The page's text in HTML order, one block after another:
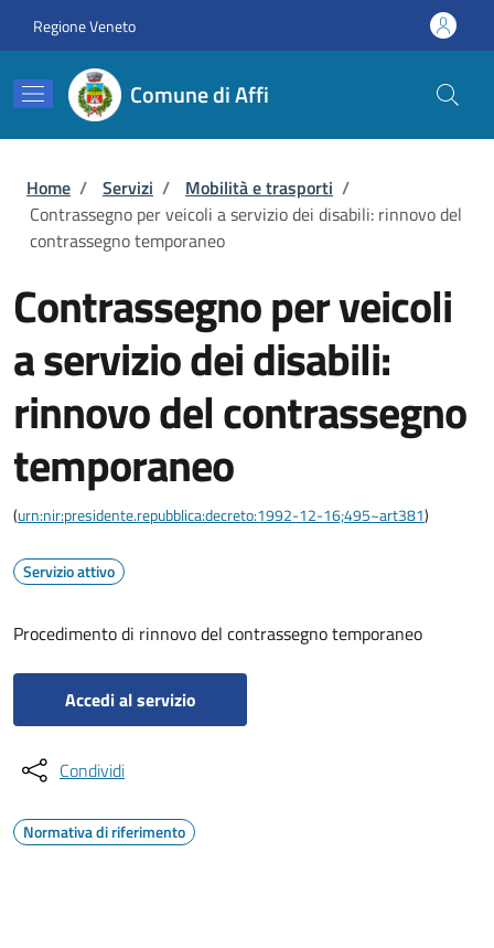
Regione Veneto
Comune di Affi
Briciole di pane
Home / Servizi / Mobilità e trasporti /
Contrassegno per veicoli a servizio dei disabili: rinnovo del
contrassegno temporaneo
Contrassegno per veicoli
a servizio dei disabili:
rinnovo del contrassegno
temporaneo
(urn:nir:presidente.repubblica:decreto:1992-12-16;495~art381)
Servizio attivo
Procedimento di rinnovo del contrassegno temporaneo
Accedi al servizio
Condividi
Normativa di riferimento